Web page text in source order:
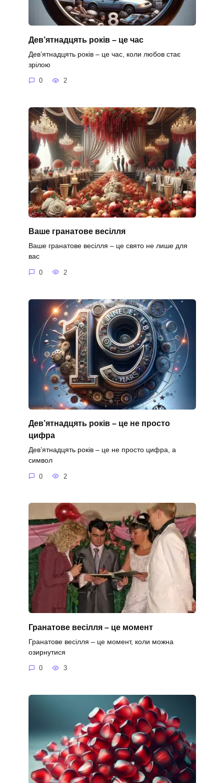
Дев’ятнадцять років – це час
Дев’ятнадцять років – це час, коли любов стає
зрілою
0 2
Ваше гранатове весілля
Ваше гранатове весілля – це свято не лише для
вас
0 2
Дев’ятнадцять років – це не просто
цифра
Дев’ятнадцять років – це не просто цифра, а
символ
0 2
Гранатове весілля – це момент
Гранатове весілля – це момент, коли можна
озирнутися
0 3